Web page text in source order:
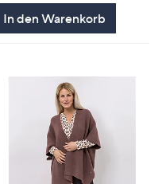
5
In den Warenkorb